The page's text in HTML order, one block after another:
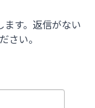
す。返信がない
さい。